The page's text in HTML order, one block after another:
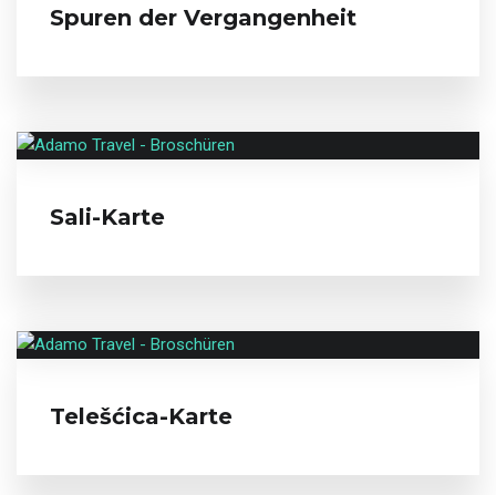
Spuren der Vergangenheit
Sali-Karte
Telešćica-Karte